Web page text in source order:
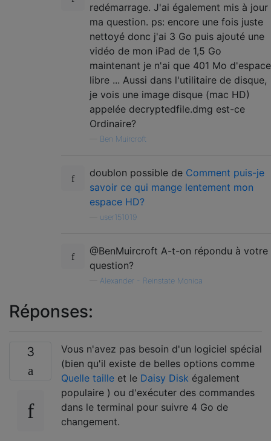
redémarrage. J'ai également mis à jour
ma question. ps: encore une fois juste
nettoyé donc j'ai 3 Go puis ajouté une
vidéo de mon iPad de 1,5 Go
maintenant je n'ai que 401 Mo d'espace
libre ... Aussi dans l'utilitaire de disque,
je vois une image disque (mac HD)
appelée decryptedfile.dmg est-ce
Ordinaire?
Ben Muircroft
doublon possible de Comment puis-je
savoir ce qui mange lentement mon
espace HD?
user151019
@BenMuircroft A-t-on répondu à votre
question?
Alexander - Reinstate Monica
Réponses:
3
Vous n'avez pas besoin d'un logiciel spécial
(bien qu'il existe de belles options comme
Quelle taille et le Daisy Disk également
populaire ) ou d'exécuter des commandes
dans le terminal pour suivre 4 Go de
changement.